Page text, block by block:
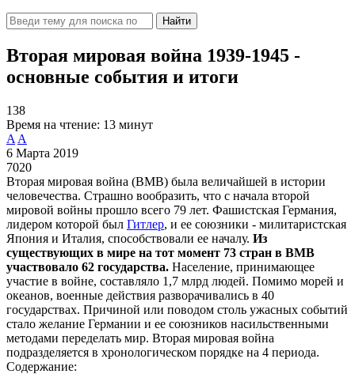
Найти
Вторая мировая война 1939-1945 -
основные события и итоги
138
Время на чтение: 13 минут
A A
6 Марта 2019
7020
Вторая мировая война (ВМВ) была величайшей в истории
человечества. Страшно вообразить, что с начала второй
мировой войны прошло всего 79 лет. Фашистская Германия,
лидером которой был Гитлер, и ее союзники - милитаристская
Япония и Италия, способствовали ее началу. Из
существующих в мире на тот момент 73 стран в ВМВ
участвовало 62 государства. Население, принимающее
участие в войне, составляло 1,7 млрд людей. Помимо морей и
океанов, военные действия разворачивались в 40
государствах. Причиной или поводом столь ужасных событий
стало желание Германии и ее союзников насильственными
методами переделать мир. Вторая мировая война
подразделяется в хронологическом порядке на 4 периода.
Содержание: